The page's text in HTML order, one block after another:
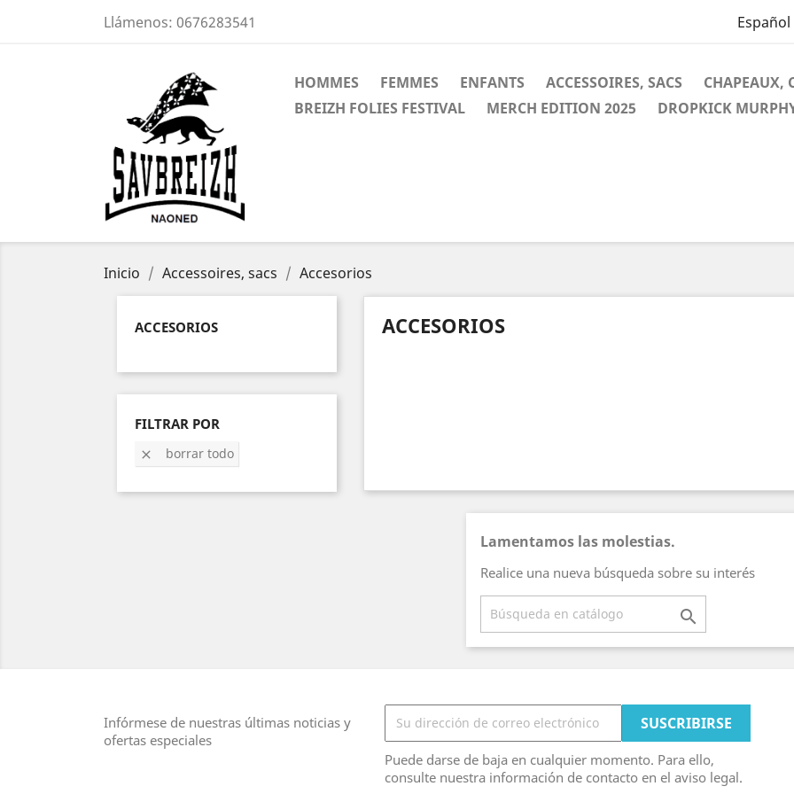
Llámenos: 0676283541 Español
HOMMES FEMMES ENFANTS ACCESSOIRES, SACS CHAPEAUX,
BREIZH FOLIES FESTIVAL
MERCH EDITION 2025 DROPKICK
Inicio Accessoires, sacs Accesorios
ACCESORIOS
FILTRAR POR
 borrar todo
ACCESORIOS
Lamentamos las molestias.
Realice una nueva búsqueda sobre su interés

Infórmese de nuestras últimas noticias y
ofertas especiales
Puede darse de baja en cualquier momento. Para ello,
consulte nuestra información de contacto en el aviso legal.